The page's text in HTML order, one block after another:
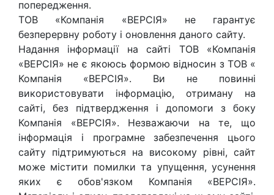
попередження.
ТОВ «Компанія «ВЕРСІЯ» не гарантує
безперервну роботу і оновлення даного сайту.
Надання інформації на сайті ТОВ «Компанія
«ВЕРСІЯ» не є якоюсь формою відносин з ТОВ «
Компанія «ВЕРСІЯ». Ви не повинні
використовувати інформацію, отриману на
сайті, без підтвердження і допомоги з боку
Компанія «ВЕРСІЯ». Незважаючи на те, що
інформація і програмне забезпечення цього
сайту підтримуються на високому рівні, сайт
може містити помилки та упущення, усунення
яких є обов'язком Компанія «ВЕРСІЯ».